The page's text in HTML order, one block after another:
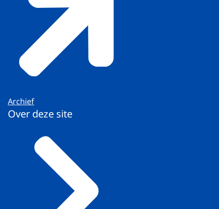
Archief
Over deze site